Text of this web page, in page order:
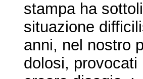
stampa ha
situazione
anni, nel nostro
dolosi,